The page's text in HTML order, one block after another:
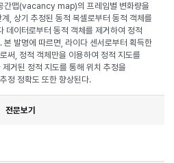
간맵(vacancy map)의 프레임별 변화량을
, 상기 추정된 동적 복셀로부터 동적 객체를
데이터로부터 동적 객체를 제거하여 정적
발명에 따르면, 라이다 센서로부터 획득한
써, 정적 객체만을 이용하여 정적 지도를
거된 정적 지도를 통해 위치 추정을
정 정확도 또한 향상된다.
전문보기